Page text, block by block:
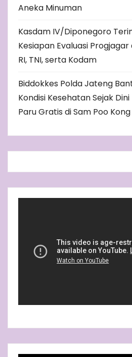
Aneka Minuman
Kasdam IV/Diponegoro
Kesiapan Evaluasi Progjagar
RI, TNI, serta Kodam
Biddokkes Polda Jateng
Kondisi Kesehatan Sejak
Paru Gratis di Sam Poo Kong